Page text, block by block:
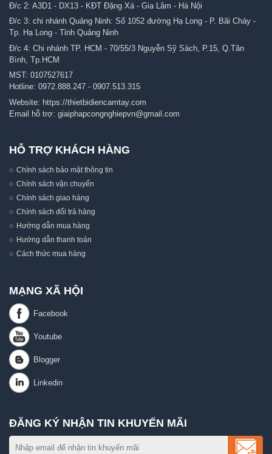
Đ/c 2: A3D1 - DX13 - KĐT Đặng Xá - Gia Lâm - Hà Nội
Đ/c 3: chi nhánh Quảng Ninh: Số 1052 đường Hạ Long - P. Bãi Cháy -
Tp. Hạ Long - Tỉnh Quảng Ninh
Đ/c 4: Chi nhánh TP. HCM - 70/55/3 Nguyễn Sỹ Sách, P.15, Q.Tân
Bình, Tp.HCM
MST: 0107527617
Hotline: 0972.888.247 - 0907.513.315
Website: https://thietbidiencamtay.com
Email hỗ trợ: giaiphapcongnghiepvn@gmail.com
HỖ TRỢ KHÁCH HÀNG
Chính sách bảo mật thông tin
Chính sách vận chuyển
Chính sách giao hàng
Chính sách đổi trả hàng
Hướng dẫn mua hàng
Hướng dẫn thanh toán
Cách thức mua hàng
MẠNG XÃ HỘI
ĐĂNG KÝ NHẬN TIN KHUYẾN MÃI